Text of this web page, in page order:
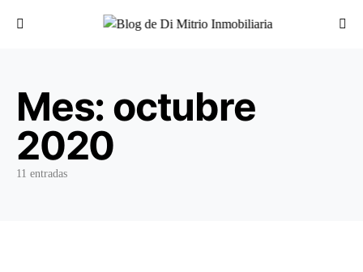
Buscar por:
Mes: octubre
2020
11 entradas